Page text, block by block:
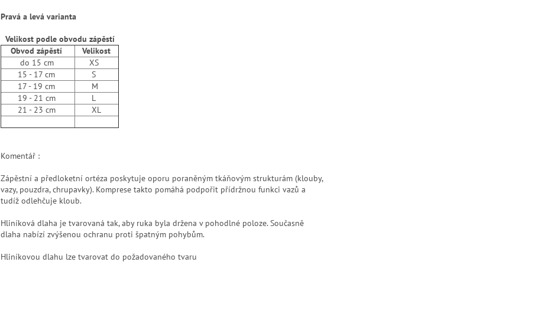
Pravá a levá varianta
Velikost podle obvodu zápěstí
Obvod zápěstí
Velikost
do 15 cm
XS
15 - 17 cm
S
17 - 19 cm
M
19 - 21 cm
L
21 - 23 cm
XL
Komentář :
Zápěstní a předloketní ortéza poskytuje oporu poraněným tkáňovým strukturám (klouby,
vazy, pouzdra, chrupavky). Komprese takto pomáhá podpořit přídržnou funkci vazů a
tudíž odlehčuje kloub.
Hliníková dlaha je tvarovaná tak, aby ruka byla držena v pohodlné poloze. Současně
dlaha nabízí zvýšenou ochranu proti špatným pohybům.
Hliníkovou dlahu lze tvarovat do požadovaného tvaru